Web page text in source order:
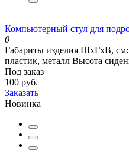
Компьютерный стул для
0
Габариты изделия ШхГхВ, см:
пластик, металл Высота
Под заказ
100 руб.
Заказать
Новинка